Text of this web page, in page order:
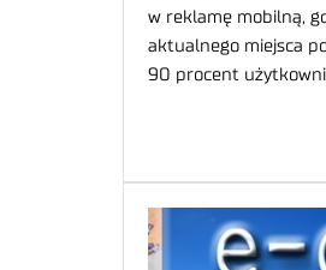
w reklamę mobilną,
aktualnego miejsca
90 procent